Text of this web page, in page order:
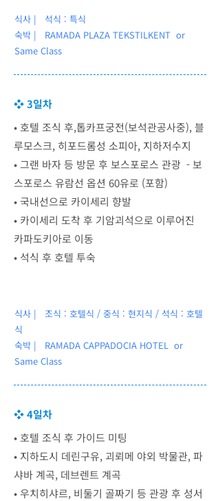
식사 | 석식 : 특식
숙박 | RAMADA PLAZA TEKSTILKENT or
Same Class
❖ 3일차
• ​호텔 조식 후,톱카프궁전(보석관공사중), 블
루모스크, 히포드롬성 소피아, 지하저수지
• 그랜 바자 등 방문 후 보스포로스 관광 - 보
스포로스 유람선 옵션 60유로 (포함)
• 국내선으로 카이세리 향발
• ​카이세리 도착 후 기암괴석으로 이루어진
카파도키아로 이동
• ​석식 후 호텔 투숙
식사 | 조식 : 호텔식 / 중식 : 현지식 / 석식 : 호텔
식
숙박 | RAMADA CAPPADOCIA HOTEL or
Same Class
❖ 4일차
• 호텔 조식 후 가이드 미팅
• 지하도시 데린구유, 괴뢰메 야외 박물관, 파
샤바 계곡, 데브렌트 계곡
• 우치히샤르, 비둘기 골짜기 등 관광 후 성서